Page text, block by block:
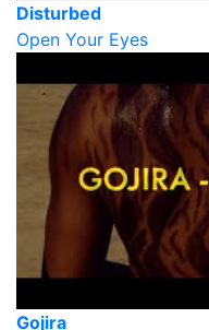
Disturbed
Open Your Eyes
Gojira